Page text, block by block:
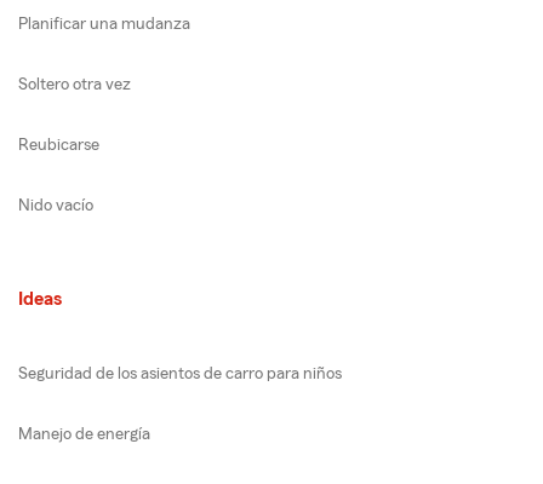
Planificar una mudanza
Soltero otra vez
Reubicarse
Nido vacío
Ideas
Seguridad de los asientos de carro para niños
Manejo de energía